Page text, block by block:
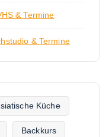
& Termine
& Termine
Küche
Backkurs